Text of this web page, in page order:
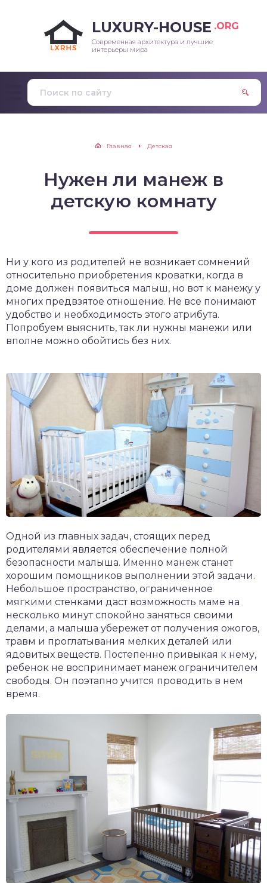
LUXURY-HOUSE .ORG
Современная архитектура и лучшие
интерьеры мира
Главная Детская
Нужен ли манеж в
детскую комнату
Ни у кого из родителей не возникает сомнений
относительно приобретения кроватки, когда в
доме должен появиться малыш, но вот к манежу у
многих предвзятое отношение. Не все понимают
удобство и необходимость этого атрибута.
Попробуем выяснить, так ли нужны манежи или
вполне можно обойтись без них.
Одной из главных задач, стоящих перед
родителями является обеспечение полной
безопасности малыша. Именно манеж станет
хорошим помощников выполнении этой задачи.
Небольшое пространство, ограниченное
мягкими стенками даст возможность маме на
несколько минут спокойно заняться своими
делами, а малыша убережет от получения ожогов,
травм и проглатывания мелких деталей или
ядовитых веществ. Постепенно привыкая к нему,
ребенок не воспринимает манеж ограничителем
свободы. Он поэтапно учится проводить в нем
время.